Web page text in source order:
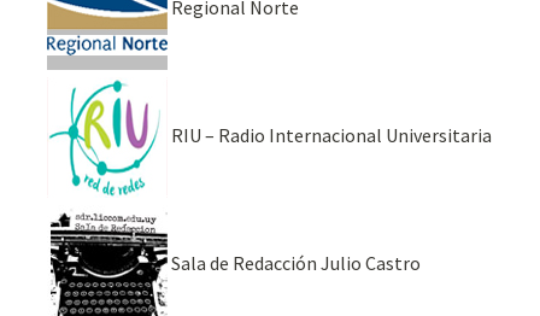
Regional Norte
RIU – Radio Internacional Universitaria
Sala de Redacción Julio Castro